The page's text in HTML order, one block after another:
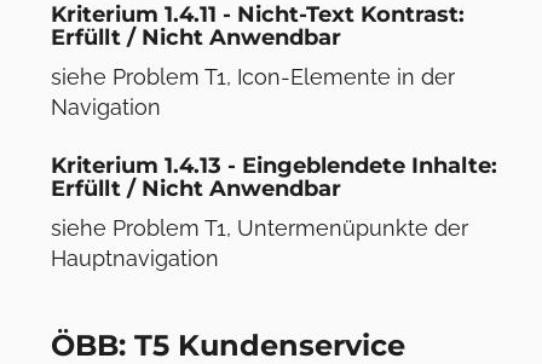
Kriterium 1.4.11 - Nicht-Text Kontrast:
Erfüllt / Nicht Anwendbar
siehe Problem T1, Icon-Elemente in der
Navigation
Kriterium 1.4.13 - Eingeblendete Inhalte:
Erfüllt / Nicht Anwendbar
siehe Problem T1, Untermenüpunkte der
Hauptnavigation
ÖBB: T5 Kundenservice